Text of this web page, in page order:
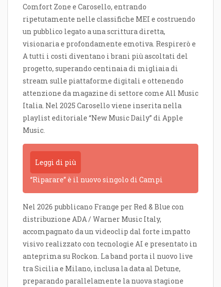
Comfort Zone e Carosello, entrando
ripetutamente nelle classifiche MEI e costruendo
un pubblico legato a una scrittura diretta,
visionaria e profondamente emotiva. Respirerò e
A tutti i costi diventano i brani più ascoltati del
progetto, superando centinaia di migliaia di
stream sulle piattaforme digitali e ottenendo
attenzione da magazine di settore come All Music
Italia. Nel 2025 Carosello viene inserita nella
playlist editoriale “New Music Daily” di Apple
Music.
Leggi di più
“Riparare” è il nuovo singolo di Campi
Nel 2026 pubblicano Frange per Red & Blue con
distribuzione ADA / Warner Music Italy,
accompagnato da un videoclip dal forte impatto
visivo realizzato con tecnologie AI e presentato in
anteprima su Rockon. La band porta il nuovo live
tra Sicilia e Milano, inclusa la data al Detune,
preparando parallelamente la nuova stagione